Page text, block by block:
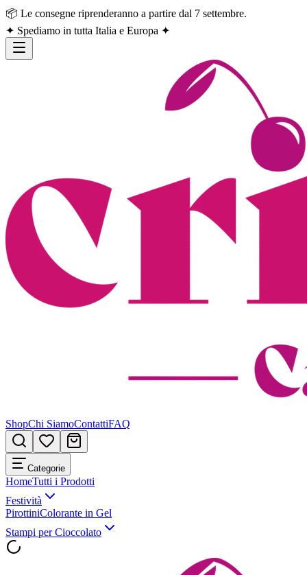
📦 Le consegne riprenderanno a partire dal 7 settembre.
✦ Spediamo in tutta Italia e Europa ✦
ShopChi SiamoContattiFAQ
Categorie
HomeTutti i Prodotti
Festività
PirottiniColorante in Gel
Stampi per Cioccolato